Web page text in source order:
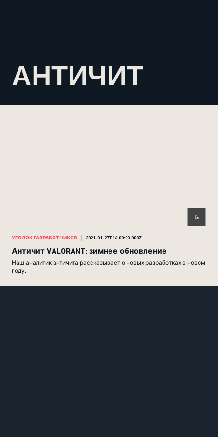
АНТИЧИТ
УГОЛОК РАЗРАБОТЧИКОВ 2021-01-27T16:00:00.000Z
Античит VALORANT: зимнее обновление
Наш аналитик античита рассказывает о новых разработках в новом
году.